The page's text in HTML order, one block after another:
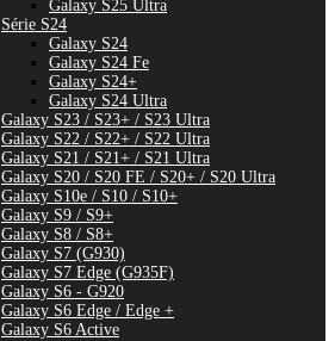
Galaxy S25 Ultra
Série S24
Galaxy S24
Galaxy S24 Fe
Galaxy S24+
Galaxy S24 Ultra
Galaxy S23 / S23+ / S23 Ultra
Galaxy S22 / S22+ / S22 Ultra
Galaxy S21 / S21+ / S21 Ultra
Galaxy S20 / S20 FE / S20+ / S20 Ultra
Galaxy S10e / S10 / S10+
Galaxy S9 / S9+
Galaxy S8 / S8+
Galaxy S7 (G930)
Galaxy S7 Edge (G935F)
Galaxy S6 - G920
Galaxy S6 Edge / Edge +
Galaxy S6 Active